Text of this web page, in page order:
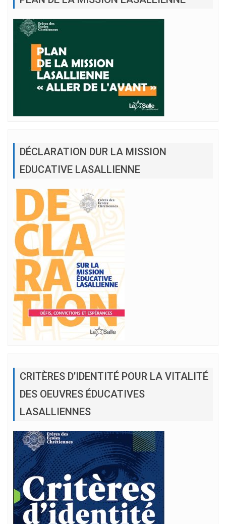
DÉCLARATION DUR LA MISSION
EDUCATIVE LASALLIENNE
CRITÈRES D’IDENTITÉ POUR LA VITALITÉ
DES OEUVRES ÉDUCATIVES
LASALLIENNES